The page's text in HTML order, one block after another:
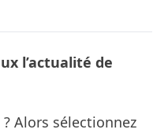
l’actualité de
Alors sélectionnez